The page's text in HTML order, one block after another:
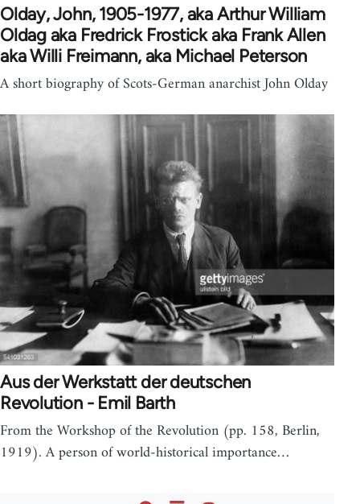
Olday, John, 1905-1977, aka Arthur William
Oldag aka Fredrick Frostick aka Frank Allen
aka Willi Freimann, aka Michael Peterson
A short biography of Scots-German anarchist John Olday
Aus der Werkstatt der deutschen
Revolution - Emil Barth
From the Workshop of the Revolution (pp. 158, Berlin,
1919). A person of world-historical importance…